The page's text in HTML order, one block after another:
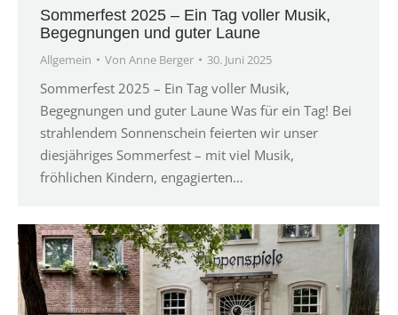
Sommerfest 2025 – Ein Tag voller Musik,
Begegnungen und guter Laune
Allgemein Von Anne Berger 30. Juni 2025
Sommerfest 2025 – Ein Tag voller Musik,
Begegnungen und guter Laune Was für ein Tag! Bei
strahlendem Sonnenschein feierten wir unser
diesjähriges Sommerfest – mit viel Musik,
fröhlichen Kindern, engagierten…